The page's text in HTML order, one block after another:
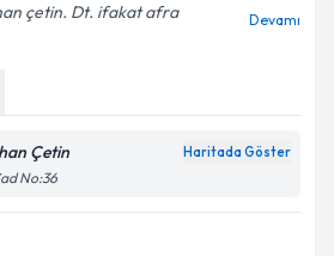
çetin. Dt. ifakat afra
Devamı
Çetin Haritada Göster
No:36